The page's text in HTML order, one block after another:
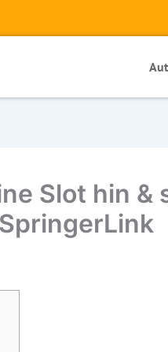
Slot hin &